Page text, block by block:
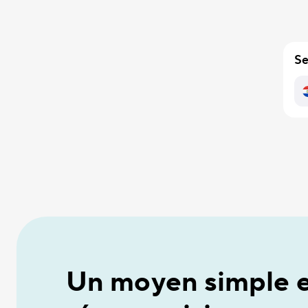
Un moyen simple